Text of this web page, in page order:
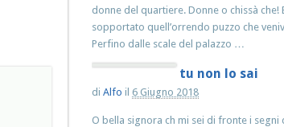
donne del quartiere. Donne o chissà che!
sopportato quell’orrendo puzzo che
Perfino dalle scale del palazzo …
tu non lo sai
diAlfo il 6 Giugno 2018
O bella signora ch mi sei di fronte i segni